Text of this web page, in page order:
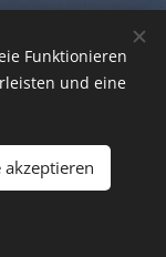
Neuigkeiten
Datenschutz
Funktionieren
und eine
akzeptieren